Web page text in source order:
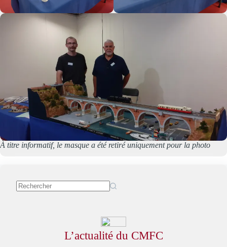
À titre informatif, le masque a été retiré uniquement pour la photo
L’actualité du CMFC